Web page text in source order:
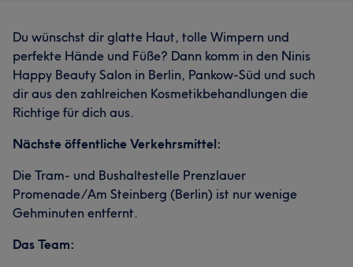
Du wünschst dir glatte Haut, tolle Wimpern und
perfekte Hände und Füße? Dann komm in den Ninis
Happy Beauty Salon in Berlin, Pankow-Süd und such
dir aus den zahlreichen Kosmetikbehandlungen die
Richtige für dich aus.
Nächste öffentliche Verkehrsmittel:
Die Tram- und Bushaltestelle Prenzlauer
Promenade/Am Steinberg (Berlin) ist nur wenige
Gehminuten entfernt.
Das Team: